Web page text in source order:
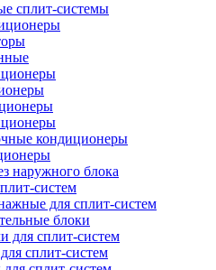
сплит-системы
кондиционеры
наружного блока
систем
для сплит-систем
блоки
для сплит-систем
сплит-систем